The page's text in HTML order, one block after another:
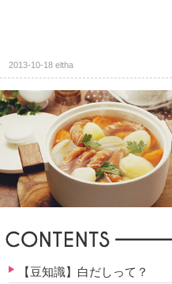
2013-10-18eltha
【豆知識】白だしって？